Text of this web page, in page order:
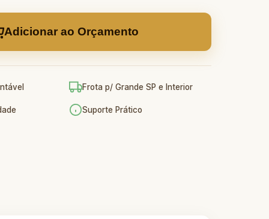
Adicionar ao Orçamento
Frota p/ Grande SP e Interior
Suporte Prático